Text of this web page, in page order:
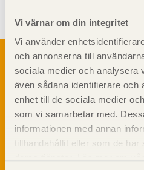
Vi värnar om din integritet
Vi använder
och annonserna till
sociala medier och analysera
även sådana identifierare och
enhet till de sociala medier
som vi samarbetar med.
informationen med annan
tillhandahållit eller som de
Fårinteanvändas ibärande
Svenskt Träs
sågverksnärings digitala
beskriva träprodukter och
egenskaper.